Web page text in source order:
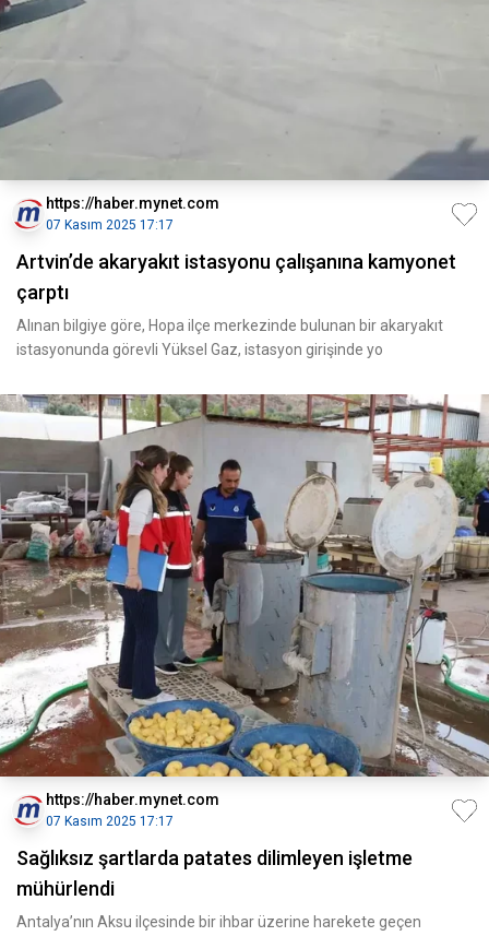
https://haber.mynet.com
07 Kasım 2025 17:17
Artvin’de akaryakıt istasyonu çalışanına kamyonet
çarptı
Alınan bilgiye göre, Hopa ilçe merkezinde bulunan bir akaryakıt
istasyonunda görevli Yüksel Gaz, istasyon girişinde yo
https://haber.mynet.com
07 Kasım 2025 17:17
Sağlıksız şartlarda patates dilimleyen işletme
mühürlendi
Antalya’nın Aksu ilçesinde bir ihbar üzerine harekete geçen